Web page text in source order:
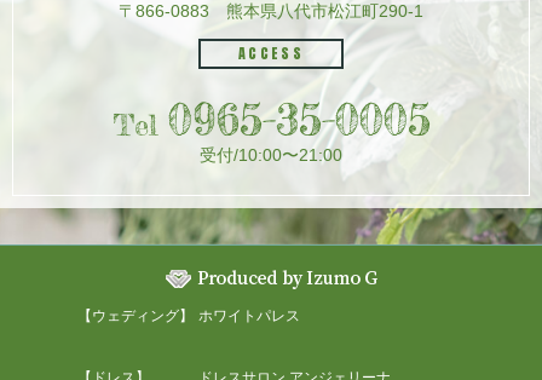
〒866-0883 熊本県八代市松江町290-1
ACCESS
Tel 0965-35-0005
受付/10:00〜21:00
【ウェディング】 ホワイトパレス